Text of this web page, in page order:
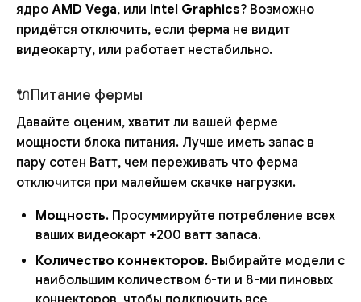
ядро AMD Vega, или Intel Graphics? Возможно
придётся отключить, если ферма не видит
видеокарту, или работает нестабильно.
🔌Питание фермы
Давайте оценим, хватит ли вашей ферме
мощности блока питания. Лучше иметь запас в
пару сотен Ватт, чем переживать что ферма
отключится при малейшем скачке нагрузки.
Мощность. Просуммируйте потребление всех
ваших видеокарт +200 ватт запаса.
Количество коннекторов. Выбирайте модели с
наибольшим количеством 6-ти и 8-ми пиновых